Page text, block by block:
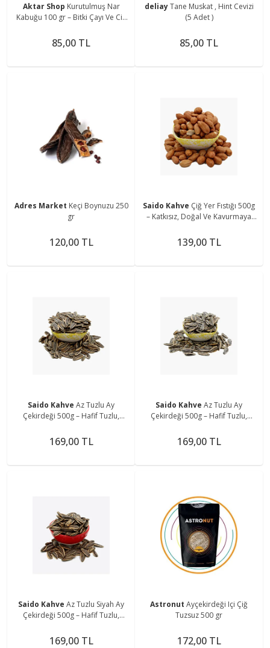
Aktar Shop Kurutulmuş Nar
Kabuğu 100 gr – Bitki Çayı Ve Cilt
85,00 TL
deliayTane Muskat , Hint Cevizi
(5 Adet )
85,00 TL
Adres Market Keçi Boynuzu 250
gr
120,00 TL
Saido Kahve Çiğ Yer Fıstığı 500g
– Katkısız, Doğal Ve Kavurmaya
139,00 TL
Saido Kahve Az Tuzlu Ay
Çekirdeği 500g – Hafif Tuzlu,
169,00 TL
Saido Kahve Az Tuzlu Ay
Çekirdeği 500g – Hafif Tuzlu,
169,00 TL
Saido Kahve Az Tuzlu Siyah Ay
Çekirdeği 500g – Hafif Tuzlu,
169,00 TL
Astronut Ayçekirdeği Içi Çiğ
Tuzsuz 500 gr
172,00 TL